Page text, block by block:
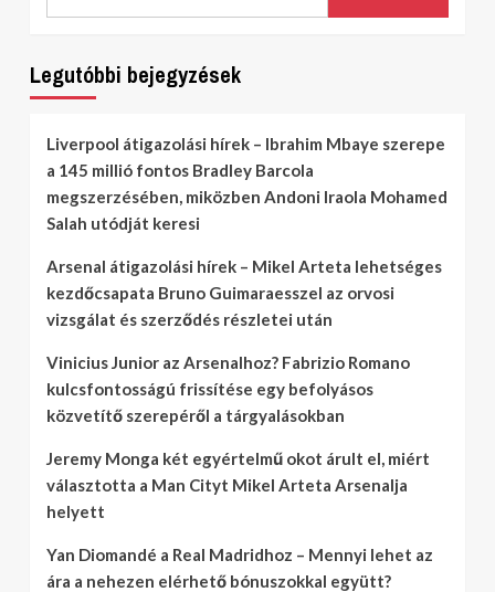
Legutóbbi bejegyzések
Liverpool átigazolási hírek – Ibrahim Mbaye szerepe
a 145 millió fontos Bradley Barcola
megszerzésében, miközben Andoni Iraola Mohamed
Salah utódját keresi
Arsenal átigazolási hírek – Mikel Arteta lehetséges
kezdőcsapata Bruno Guimaraesszel az orvosi
vizsgálat és szerződés részletei után
Vinicius Junior az Arsenalhoz? Fabrizio Romano
kulcsfontosságú frissítése egy befolyásos
közvetítő szerepéről a tárgyalásokban
Jeremy Monga két egyértelmű okot árult el, miért
választotta a Man Cityt Mikel Arteta Arsenalja
helyett
Yan Diomandé a Real Madridhoz – Mennyi lehet az
ára a nehezen elérhető bónuszokkal együtt?